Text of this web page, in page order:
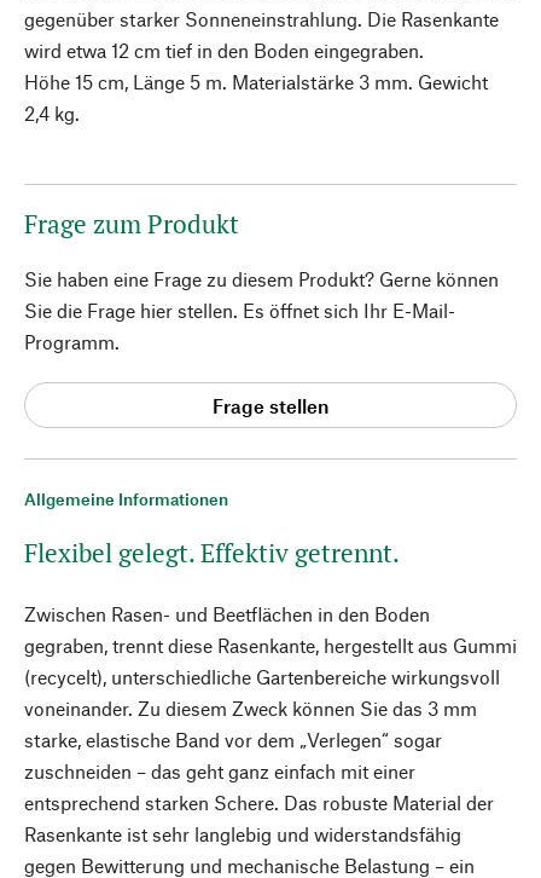
Allgemeine Informationen
Flexibel gelegt. Effektiv getrennt.
Zwischen Rasen- und Beetflächen in den Boden
gegraben, trennt diese Rasenkante, hergestellt aus Gummi
(recycelt), unterschiedliche Gartenbereiche wirkungsvoll
voneinander. Zu diesem Zweck können Sie das 3 mm
starke, elastische Band vor dem „Verlegen“ sogar
zuschneiden – das geht ganz einfach mit einer
entsprechend starken Schere. Das robuste Material der
Rasenkante ist sehr langlebig und widerstandsfähig
gegen Bewitterung und mechanische Belastung – ein
gegenüber starker Sonneneinstrahlung. Die Rasenkante
wird etwa 12 cm tief in den Boden eingegraben.
Höhe 15 cm, Länge 5 m. Materialstärke 3 mm. Gewicht
2,4 kg.
Frage zum Produkt
Sie haben eine Frage zu diesem Produkt? Gerne können
Sie die Frage hier stellen. Es öffnet sich Ihr E-Mail-
Programm.
Frage stellen